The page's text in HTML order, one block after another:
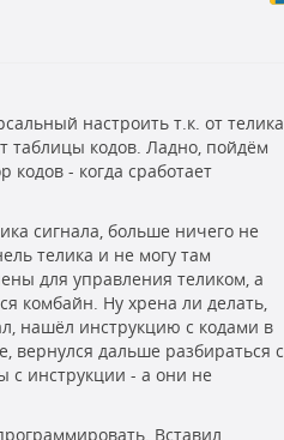
настроить т.к. от телика
таблицы кодов. Ладно, пойдём
- когда сработает
сигнала, больше ничего не
телика и не могу там
для управления теликом, а
комбайн. Ну хрена ли делать,
нашёл инструкцию с кодами в
вернулся дальше разбираться с
с инструкции - а они не
Вставил